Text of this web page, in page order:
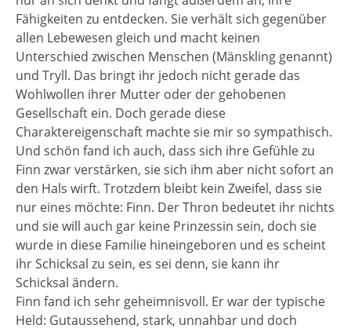
Fähigkeiten zu entdecken. Sie verhält sich gegenüber
allen Lebewesen gleich und macht keinen
Unterschied zwischen Menschen (Mänskling genannt)
und Tryll. Das bringt ihr jedoch nicht gerade das
Wohlwollen ihrer Mutter oder der gehobenen
Gesellschaft ein. Doch gerade diese
Charaktereigenschaft machte sie mir so sympathisch.
Und schön fand ich auch, dass sich ihre Gefühle zu
Finn zwar verstärken, sie sich ihm aber nicht sofort an
den Hals wirft. Trotzdem bleibt kein Zweifel, dass sie
nur eines möchte: Finn. Der Thron bedeutet ihr nichts
und sie will auch gar keine Prinzessin sein, doch sie
wurde in diese Familie hineingeboren und es scheint
ihr Schicksal zu sein, es sei denn, sie kann ihr
Schicksal ändern.
Finn fand ich sehr geheimnisvoll. Er war der typische
Held: Gutaussehend, stark, unnahbar und doch